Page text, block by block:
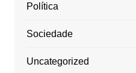
Política
Sociedade
Uncategorized